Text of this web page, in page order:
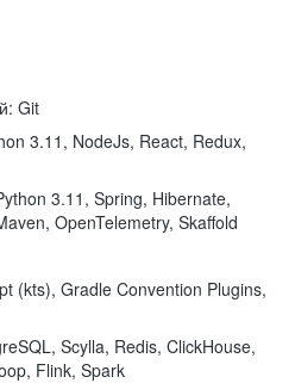
Git
3.11, NodeJs, React, Redux,
3.11, Spring, Hibernate,
OpenTelemetry, Skaffold
(kts), Gradle Convention Plugins,
Scylla, Redis, ClickHouse,
Flink, Spark